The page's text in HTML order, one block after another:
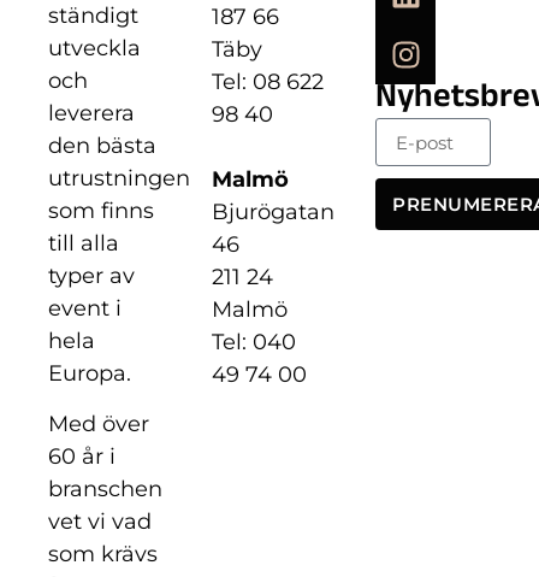
ständigt
utveckla
och
leverera
den bästa
utrustningen
som finns
till alla
typer av
event i
hela
Europa.
Med över
60 år i
branschen
vet vi vad
som krävs
187 66
Täby
Tel: 08 622
98 40
Malmö
Bjurögatan
46
211 24
Malmö
Tel: 040
49 74 00